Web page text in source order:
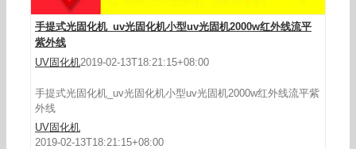
手提式光固化机_uv光固化机小型uv光固机2000w红外线流平
紫外线
UV固化机2019-02-13T18:21:15+08:00
手提式光固化机_uv光固化机小型uv光固机2000w红外线流平紫
外线
UV固化机
2019-02-13T18:21:15+08:00